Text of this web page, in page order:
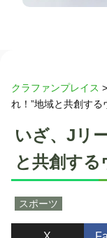
クラファンプレイス >
れ！”地域と共創す
いざ、Jリ
と共創す
スポーツ